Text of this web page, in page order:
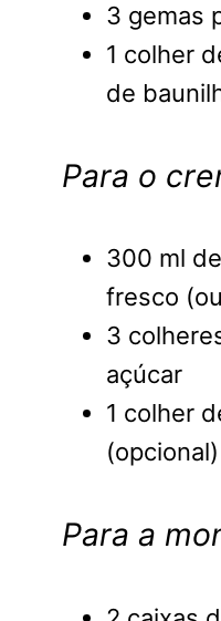
3 gemas
1 colher
de
Para o
300 ml
fresco
3
açúcar
1 colher
(opcional)
Para a